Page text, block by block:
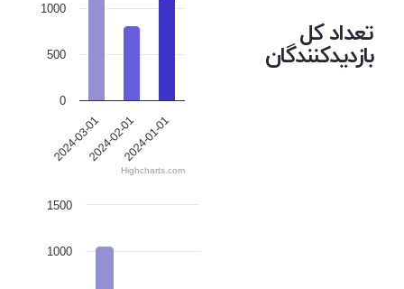
تعداد کل
بازدیدکنندگان
2024-03-012024-02-012024-01-01
0
500
1000
Highcharts.com
1000
1500